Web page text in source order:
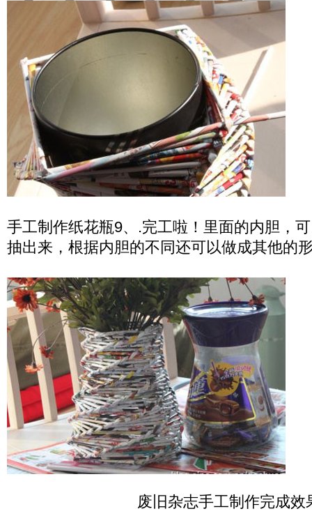
手工制作纸花瓶9、.完工啦！里面的内胆，
抽出来，根据内胆的不同还可以做成其他的
废旧杂志手工制作完成效